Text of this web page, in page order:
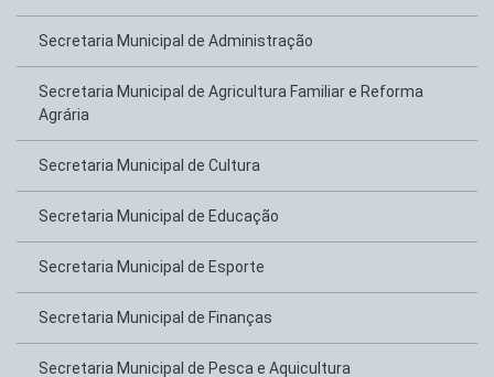
Secretaria Municipal de Administração
Secretaria Municipal de Agricultura Familiar e Reforma
Agrária
Secretaria Municipal de Cultura
Secretaria Municipal de Educação
Secretaria Municipal de Esporte
Secretaria Municipal de Finanças
Secretaria Municipal de Pesca e Aquicultura